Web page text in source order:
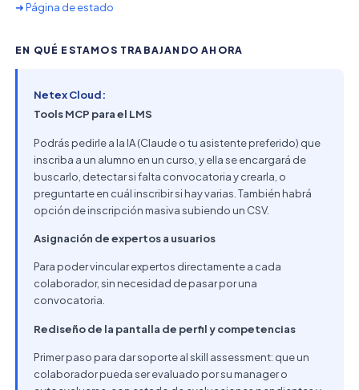
➜ Página de estado
EN QUÉ ESTAMOS TRABAJANDO AHORA
Netex Cloud:
Tools MCP para el LMS
Podrás pedirle a la IA (Claude o tu asistente preferido) que
inscriba a un alumno en un curso, y ella se encargará de
buscarlo, detectar si falta convocatoria y crearla, o
preguntarte en cuál inscribir si hay varias. También habrá
opción de inscripción masiva subiendo un CSV.
Asignación de expertos a usuarios
Para poder vincular expertos directamente a cada
colaborador, sin necesidad de pasar por una
convocatoria.
Rediseño de la pantalla de perfil y competencias
Primer paso para dar soporte al skill assessment: que un
colaborador pueda ser evaluado por su manager o